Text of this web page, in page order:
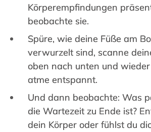
Körperempfindungen
beobachte sie.
Spüre, wie deine Füße am
verwurzelt sind, scanne
oben nach unten und
atme entspannt.
Und dann beobachte: Was
die Wartezeit zu Ende ist?
dein Körper oder fühlst du